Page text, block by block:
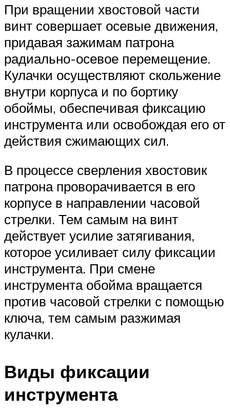
При вращении хвостовой части
винт совершает осевые движения,
придавая зажимам патрона
радиально-осевое перемещение.
Кулачки осуществляют скольжение
внутри корпуса и по бортику
обоймы, обеспечивая фиксацию
инструмента или освобождая его от
действия сжимающих сил.
В процессе сверления хвостовик
патрона проворачивается в его
корпусе в направлении часовой
стрелки. Тем самым на винт
действует усилие затягивания,
которое усиливает силу фиксации
инструмента. При смене
инструмента обойма вращается
против часовой стрелки с помощью
ключа, тем самым разжимая
кулачки.
Виды фиксации
инструмента